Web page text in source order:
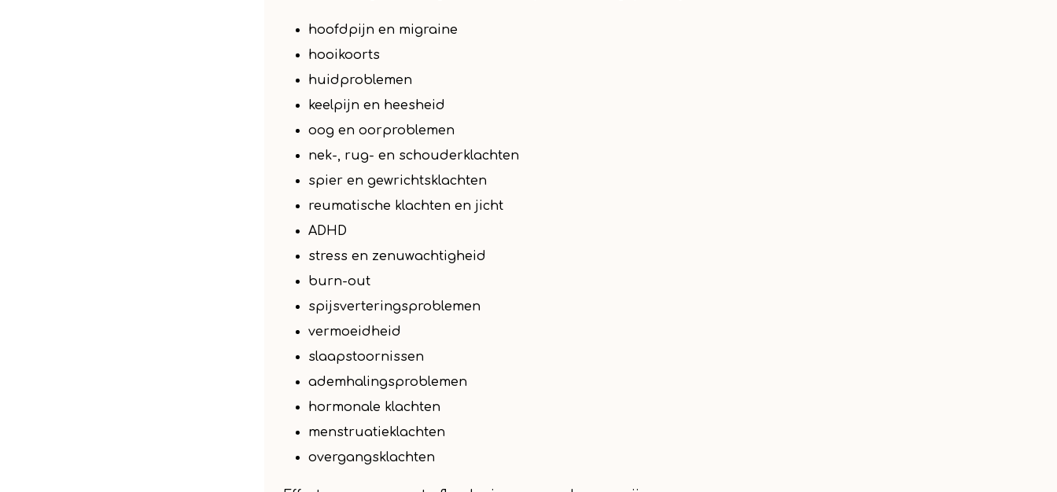
hoofdpijn en migraine
hooikoorts
huidproblemen
keelpijn en heesheid
oog en oorproblemen
nek-, rug- en schouderklachten
spier en gewrichtsklachten
reumatische klachten en jicht
ADHD
stress en zenuwachtigheid
burn-out
spijsverteringsproblemen
vermoeidheid
slaapstoornissen
ademhalingsproblemen
hormonale klachten
menstruatieklachten
overgangsklachten